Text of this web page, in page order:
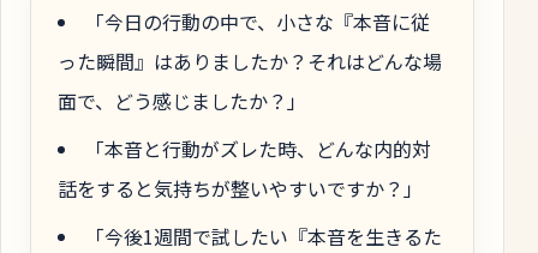
「今日の行動の中で、小さな『本音に従
った瞬間』はありましたか？それはどんな場
面で、どう感じましたか？」
「本音と行動がズレた時、どんな内的対
話をすると気持ちが整いやすいですか？」
「今後1週間で試したい『本音を生きるた